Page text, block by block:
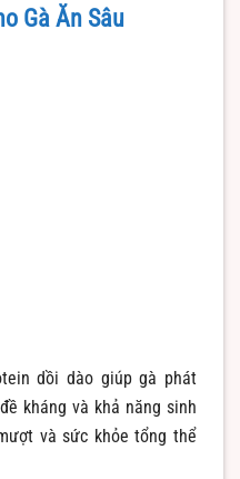
Gà Ăn Sâu
dồi dào giúp gà phát
kháng và khả năng sinh
và sức khỏe tổng thể